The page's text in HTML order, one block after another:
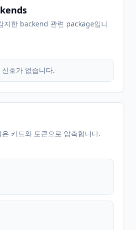
지한 backend 관련 package입니
호가 없습니다.
카드와 토큰으로 압축합니다.